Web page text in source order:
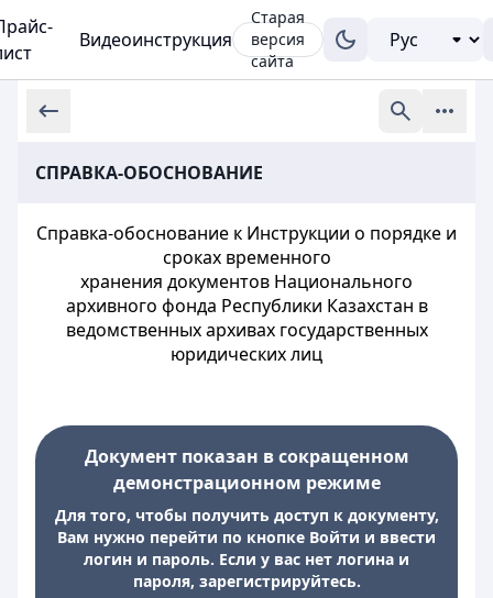
Видеоинструкция
Старая
версия
сайта
СПРАВКА-ОБОСНОВАНИЕ
Справка-обоснование к Инструкции о порядке и
сроках временного
хранения документов Национального
архивного фонда Республики Казахстан в
ведомственных архивах государственных
юридических лиц
Документ показан в сокращенном
демонстрационном режиме
Для того, чтобы получить доступ к документу,
Вам нужно перейти по кнопке Войти и ввести
логин и пароль. Если у вас нет логина и
пароля, зарегистрируйтесь.